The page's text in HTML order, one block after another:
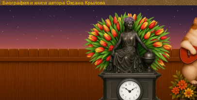
Биография и книги автора Оксана Крылова